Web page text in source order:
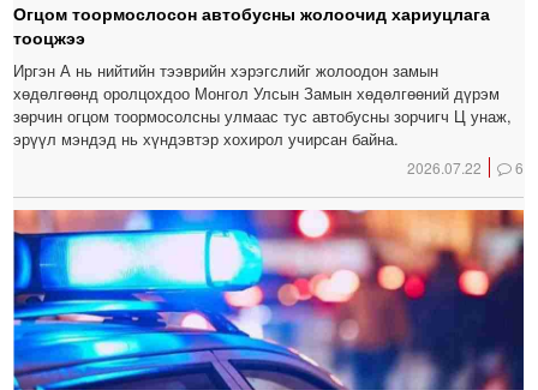
Огцом тоормослосон автобусны жолоочид хариуцлага
тооцжээ
Иргэн А нь нийтийн тээврийн хэрэгслийг жолоодон замын
хөдөлгөөнд оролцохдоо Монгол Улсын Замын хөдөлгөөний дүрэм
зөрчин огцом тоормосолсны улмаас тус автобусны зорчигч Ц унаж,
эрүүл мэндэд нь хүндэвтэр хохирол учирсан байна.
2026.07.22 6